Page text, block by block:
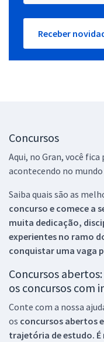
Receber
Concursos
Aqui, no Gran, você
acontecendo no mundo
Saiba quais são as
concurso e comece a
muita dedicação,
experientes no ramo
conquistar uma vaga
Concursos
os concursos com
Conte com a nossa
os concursos abertos
trajetória de estudo.